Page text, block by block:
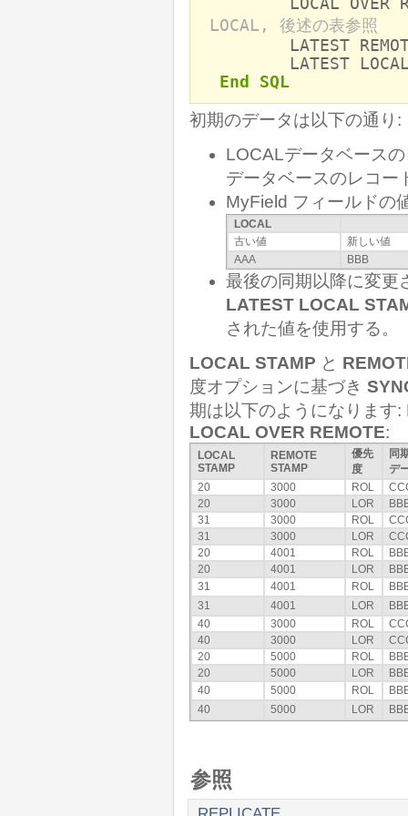
LOCAL, 後述の表参照
LATEST REMOTE
LATEST LOCAL
End SQL
初期のデータは以下の通り:
LOCALデータベース
データベースのレコー
MyField フィールドの
LOCAL
古い値
新しい値
AAA
BBB
最後の同期以降に変更
LATEST LOCAL
された値を使用する。
LOCAL STAMP と
度オプションに基づき
期は以下のようになります
LOCAL OVER REMOTE:
LOCAL
STAMP
REMOTE
STAMP
優先
度
同
デ
20
3000 ROL
20
3000 LOR
31
3000 ROL
31
3000 LOR
20
4001 ROL
20
4001 LOR
31
4001 ROL
31
4001 LOR
40
3000 ROL
40
3000 LOR
20
5000 ROL
20
5000 LOR
40
5000 ROL
40
5000 LOR
参照